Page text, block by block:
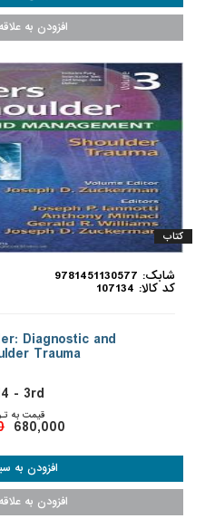
کتاب
شابک: 9781451130577
کد کالا: 107134
Diagnostic and
Trauma
- 3rd
قیمت به
680,000